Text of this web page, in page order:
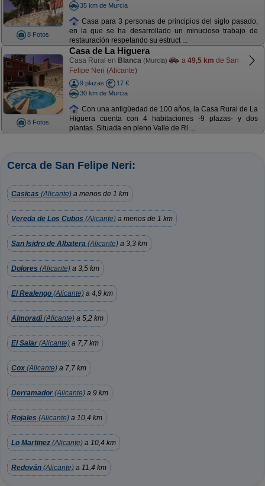
8 Fotos
35 km de Murcia
Casa para 3 personas de principios del siglo pasado,
en la que se ha desarrollado un minucioso trabajo de
restauración respetando su estruct ...
8 Fotos
Casa de La Higuera
Casa Rural en Blanca (Murcia) a 49,5 km de San
Felipe Neri (Alicante)
9 plazas
17 €
30 km de Murcia
Con una antigüedad de 100 años, la Casa Rural de La
Higuera cuenta con 4 habitaciones -9 plazas- y dos
plantas. Situada en pleno Valle de Ri ...
Cerca de San Felipe Neri:
Casicas (Alicante) a menos de 1 km
Vereda de Los Cubos (Alicante) a menos de 1 km
San Isidro de Albatera (Alicante) a 3,3 km
Dolores (Alicante) a 3,5 km
El Realengo (Alicante) a 4,9 km
Almoradí (Alicante) a 5,2 km
El Salar (Alicante) a 7,7 km
Cox (Alicante) a 7,7 km
Derramador (Alicante) a 9 km
Rojales (Alicante) a 10,4 km
Lo Martinez (Alicante) a 10,4 km
Redován (Alicante) a 11,4 km